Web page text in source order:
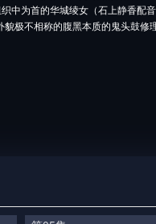
中为首的华城绫女（石上静香配
极不相称的腹黑本质的鬼头鼓修